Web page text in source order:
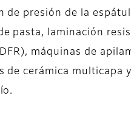
de presión de la
pasta, laminación
máquinas de
de cerámica multicapa